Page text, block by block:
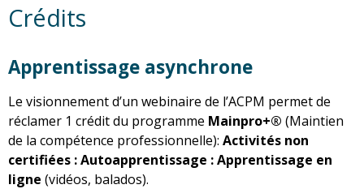
Crédits
Apprentissage asynchrone
Le visionnement d’un webinaire de l’ACPM permet de
réclamer 1 crédit du programme Mainpro+® (Maintien
de la compétence professionnelle): Activités non
certifiées : Autoapprentissage : Apprentissage en
ligne (vidéos, balados).